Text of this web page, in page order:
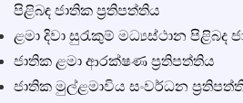
පිළිබඳ ජාතික ප්‍රතිපත්තිය
ළමා දිවා සුරැකුම් මධ්‍යස්ථාන පිළිබද
ජාතික ළමා ආරක්ෂණ ප්‍රතිපත්තිය
ජාතික මුල්ළමාවිය සංවර්ධන